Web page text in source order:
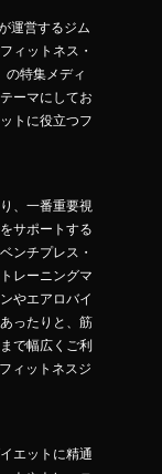
運営するジム
ィットネス・
の特集メディ
ーマにしてお
トに役立つフ
、一番重要視
サポートする
ンチプレス・
レーニングマ
やエアロバイ
ったりと、筋
で幅広くご利
ィットネスジ
エットに精通